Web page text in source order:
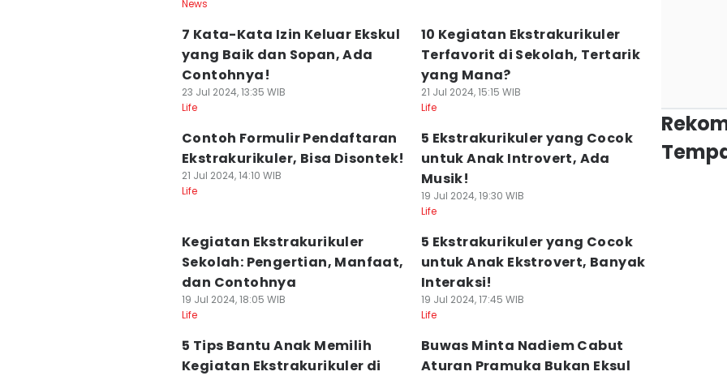
News
7 Kata-Kata Izin Keluar Ekskul
yang Baik dan Sopan, Ada
Contohnya!
23 Jul 2024, 13:35 WIB
Life
10 Kegiatan Ekstrakurikuler
Terfavorit di Sekolah, Tertarik
yang Mana?
21 Jul 2024, 15:15 WIB
Life
Contoh Formulir Pendaftaran
Ekstrakurikuler, Bisa Disontek!
21 Jul 2024, 14:10 WIB
Life
5 Ekstrakurikuler yang Cocok
untuk Anak Introvert, Ada
Musik!
19 Jul 2024, 19:30 WIB
Life
Kegiatan Ekstrakurikuler
Sekolah: Pengertian, Manfaat,
dan Contohnya
19 Jul 2024, 18:05 WIB
Life
5 Ekstrakurikuler yang Cocok
untuk Anak Ekstrovert, Banyak
Interaksi!
19 Jul 2024, 17:45 WIB
Life
5 Tips Bantu Anak Memilih
Kegiatan Ekstrakurikuler di
Buwas Minta Nadiem Cabut
Aturan Pramuka Bukan Eksul